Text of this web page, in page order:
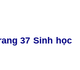
37 Sinh học